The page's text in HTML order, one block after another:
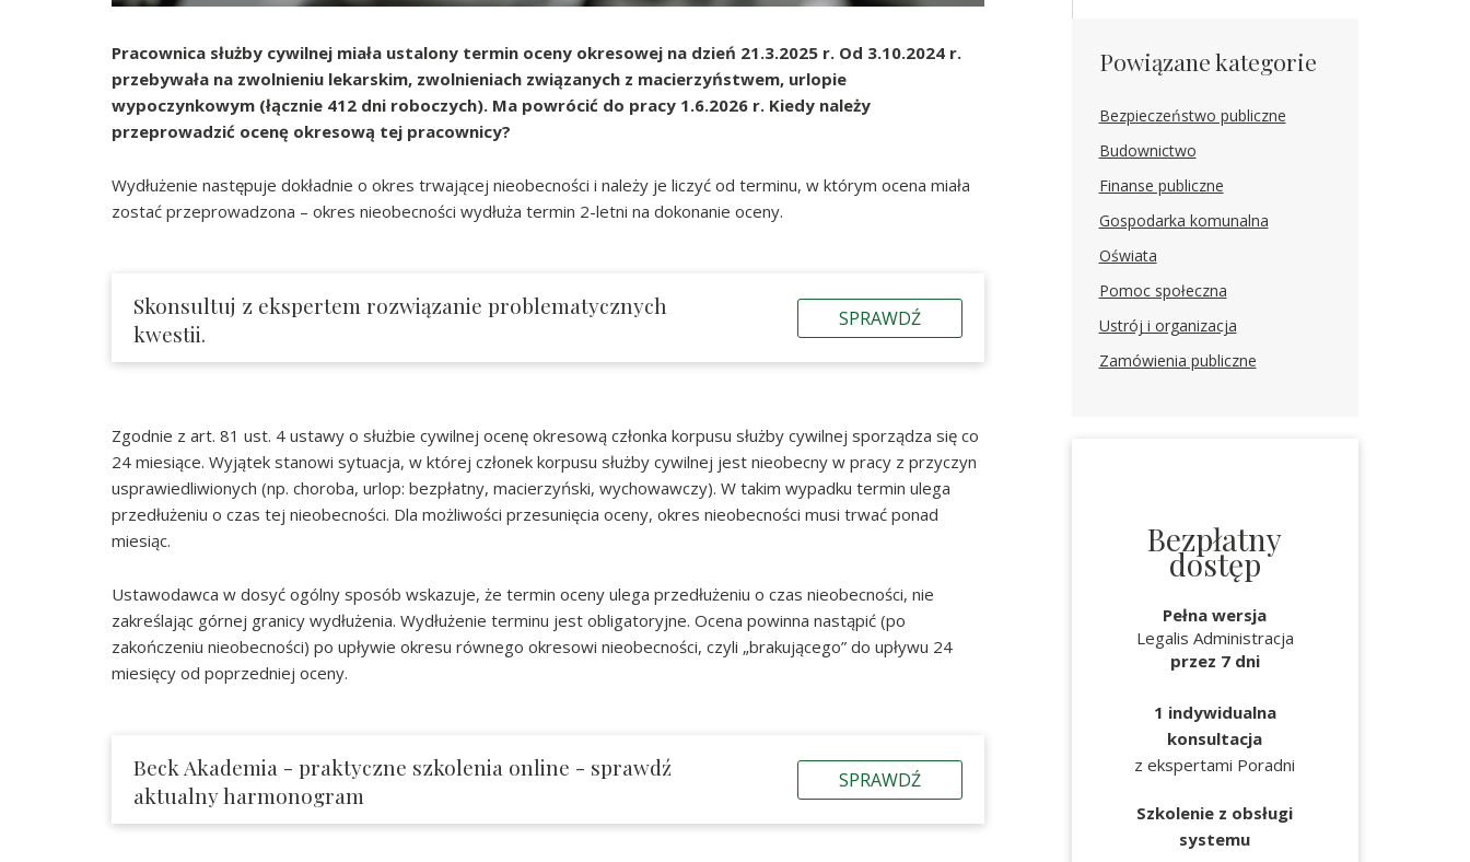
Pracownica służby cywilnej miała ustalony termin oceny okresowej na dzień 21.3.2025 r. Od 3.10.2024 r.
przebywała na zwolnieniu lekarskim, zwolnieniach związanych z macierzyństwem, urlopie
wypoczynkowym (łącznie 412 dni roboczych). Ma powrócić do pracy 1.6.2026 r. Kiedy należy
przeprowadzić ocenę okresową tej pracownicy?
Wydłużenie następuje dokładnie o okres trwającej nieobecności i należy je liczyć od terminu, w którym ocena miała
zostać przeprowadzona – okres nieobecności wydłuża termin 2-letni na dokonanie oceny.
Skonsultuj z ekspertem rozwiązanie problematycznych
kwestii.
SPRAWDŹ
Zgodnie z art. 81 ust. 4 ustawy o służbie cywilnej ocenę okresową członka korpusu służby cywilnej sporządza się co
24 miesiące. Wyjątek stanowi sytuacja, w której członek korpusu służby cywilnej jest nieobecny w pracy z przyczyn
usprawiedliwionych (np. choroba, urlop: bezpłatny, macierzyński, wychowawczy). W takim wypadku termin ulega
przedłużeniu o czas tej nieobecności. Dla możliwości przesunięcia oceny, okres nieobecności musi trwać ponad
miesiąc.
Ustawodawca w dosyć ogólny sposób wskazuje, że termin oceny ulega przedłużeniu o czas nieobecności, nie
zakreślając górnej granicy wydłużenia. Wydłużenie terminu jest obligatoryjne. Ocena powinna nastąpić (po
zakończeniu nieobecności) po upływie okresu równego okresowi nieobecności, czyli „brakującego” do upływu 24
miesięcy od poprzedniej oceny.
Beck Akademia - praktyczne szkolenia online - sprawdź
aktualny harmonogram
SPRAWDŹ
Powiązane kategorie
Bezpieczeństwo publiczne
Budownictwo
Finanse publiczne
Gospodarka komunalna
Oświata
Pomoc społeczna
Ustrój i organizacja
Zamówienia publiczne
Bezpłatny
dostęp
Pełna wersja
Legalis Administracja
przez 7 dni
1 indywidualna
konsultacja
z ekspertami Poradni
Szkolenie z obsługi
systemu